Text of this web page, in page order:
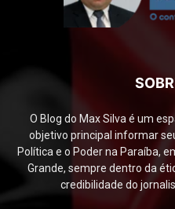
O Blog do Max Silva é um
objetivo principal informar
Política e o Poder na Paraíba,
Grande, sempre dentro da
credibilidade do